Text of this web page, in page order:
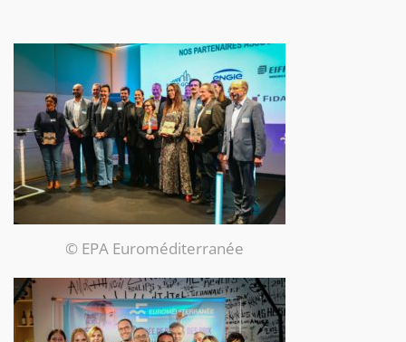
© EPA Euroméditerranée